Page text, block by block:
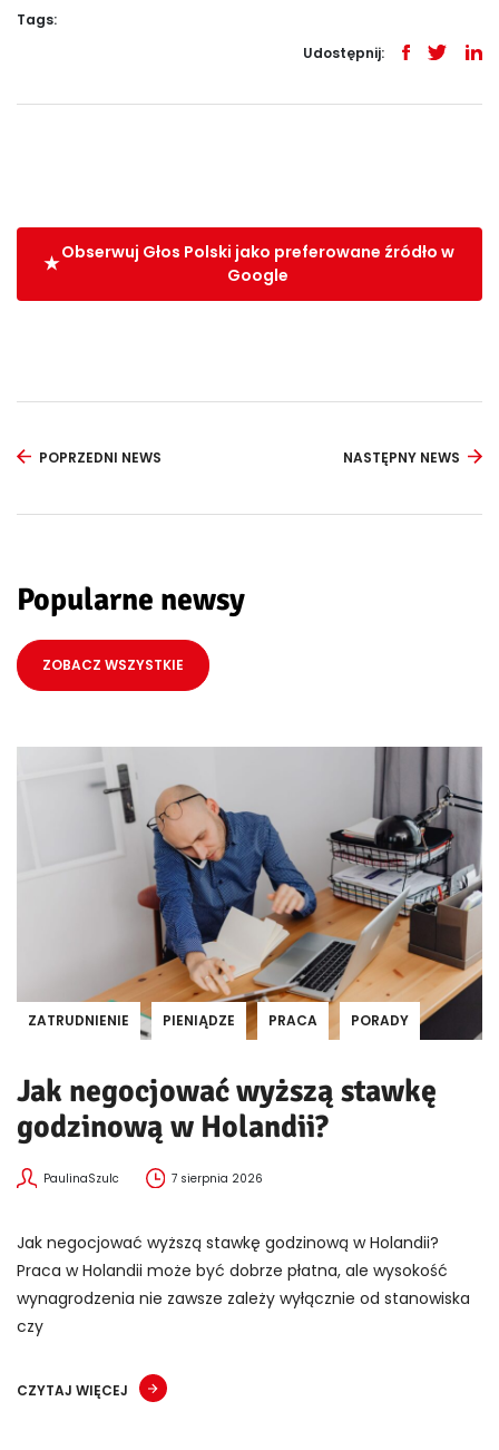
Tags:
Udostępnij:
Obserwuj Głos Polski jako preferowane źródło w
Google
POPRZEDNI NEWS NASTĘPNY NEWS
Popularne newsy
ZOBACZ WSZYSTKIE
ZATRUDNIENIE PIENIĄDZE PRACA PORADY
Jak negocjować wyższą stawkę
godzinową w Holandii?
PaulinaSzulc 7 sierpnia 2026
Jak negocjować wyższą stawkę godzinową w Holandii?
Praca w Holandii może być dobrze płatna, ale wysokość
wynagrodzenia nie zawsze zależy wyłącznie od stanowiska
czy
CZYTAJ WIĘCEJ